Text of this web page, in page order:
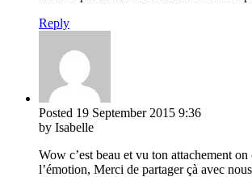
Reply
Posted 19 September 2015 9:36
by Isabelle
Wow c’est beau et vu ton attachement on
l’émotion, Merci de partager çà avec